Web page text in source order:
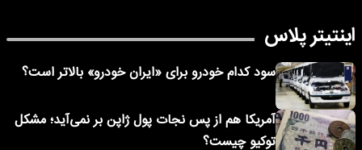
اینتیتر پلاس
سود کدام خودرو برای «ایران خودرو» بالاتر است؟
آمریکا هم از پس نجات پول ژاپن بر نمی‌آید؛ مشکل
توکیو چیست؟